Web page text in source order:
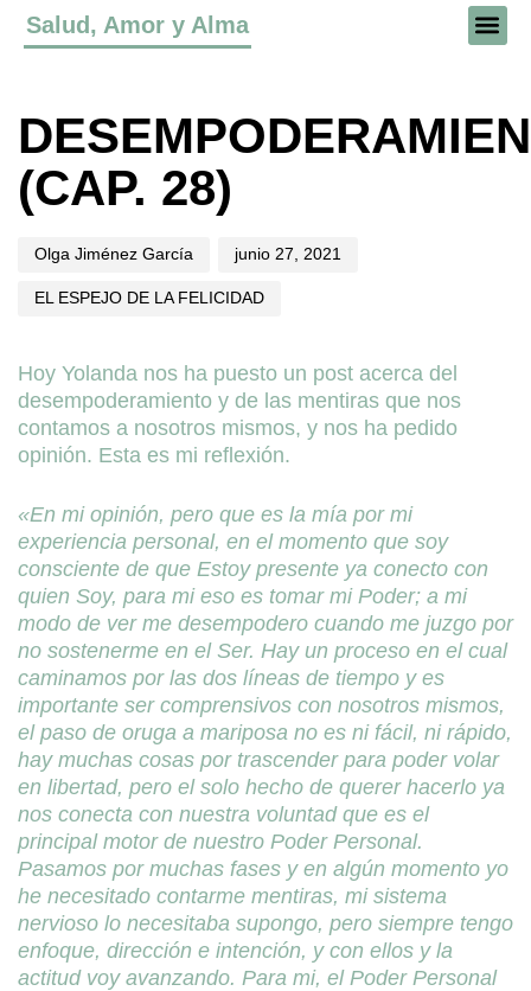
Salud, Amor y Alma
(CAP. 28)
Olga Jiménez García
on:
junio 27, 2021
EL ESPEJO DE LA FELICIDAD
Hoy Yolanda nos ha puesto un post acerca del
desempoderamiento y de las mentiras que nos
contamos a nosotros mismos, y nos ha pedido
opinión. Esta es mi reflexión.
«En mi opinión, pero que es la mía por mi
experiencia personal, en el momento que soy
consciente de que Estoy presente ya conecto con
quien Soy, para mi eso es tomar mi Poder; a mi
modo de ver me desempodero cuando me juzgo por
no sostenerme en el Ser. Hay un proceso en el cual
caminamos por las dos líneas de tiempo y es
importante ser comprensivos con nosotros mismos,
el paso de oruga a mariposa no es ni fácil, ni rápido,
hay muchas cosas por trascender para poder volar
en libertad, pero el solo hecho de querer hacerlo ya
nos conecta con nuestra voluntad que es el
principal motor de nuestro Poder Personal.
Pasamos por muchas fases y en algún momento yo
he necesitado contarme mentiras, mi sistema
nervioso lo necesitaba supongo, pero siempre tengo
enfoque, dirección e intención, y con ellos y la
actitud voy avanzando. Para mi, el Poder Personal